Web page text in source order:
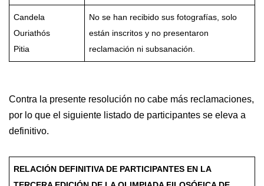
Candela
Ouriathós
Pitia
No se han recibido sus fotografías, solo
están inscritos y no presentaron
reclamación ni subsanación.
Contra la presente resolución no cabe más reclamaciones,
por lo que el siguiente listado de participantes se eleva a
definitivo.
RELACIÓN DEFINITIVA DE PARTICIPANTES EN LA